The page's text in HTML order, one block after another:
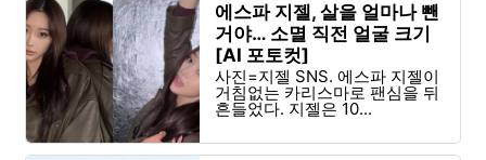
에스파 지젤, 살을 얼마나 뺀
거야… 소멸 직전 얼굴 크기
[AI 포토컷]
사진=지젤 SNS. 에스파 지젤이
거침없는 카리스마로 팬심을 뒤
흔들었다. 지젤은 10...